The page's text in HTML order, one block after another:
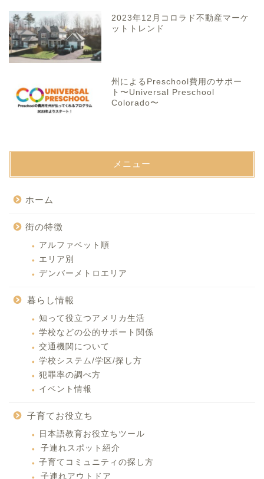
2023年12月コロラド不動産マーケ
ットトレンド
州によるPreschool費用のサポー
ト〜Universal Preschool
Colorado〜
メニュー
ホーム
街の特徴
アルファベット順
エリア別
デンバーメトロエリア
暮らし情報
知って役立つアメリカ生活
学校などの公的サポート関係
交通機関について
学校システム/学区/探し方
犯罪率の調べ方
イベント情報
子育てお役立ち
日本語教育お役立ちツール
子連れスポット紹介
子育てコミュニティの探し方
子連れアウトドア